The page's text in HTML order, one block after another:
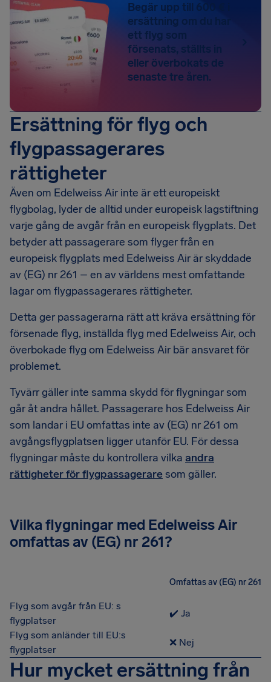
Begär upp till 600 € i
ersättning om du har
ett flyg som
försenats, ställts in
eller överbokats de
senaste tre åren.
Ersättning för flyg och
flygpassagerares
rättigheter
Även om Edelweiss Air inte är ett europeiskt
flygbolag, lyder de alltid under europeisk lagstiftning
varje gång de avgår från en europeisk flygplats. Det
betyder att passagerare som flyger från en
europeisk flygplats med Edelweiss Air är skyddade
av (EG) nr 261 – en av världens mest omfattande
lagar om flygpassagerares rättigheter.
Detta ger passagerarna rätt att kräva ersättning för
försenade flyg, inställda flyg med Edelweiss Air, och
överbokade flyg om Edelweiss Air bär ansvaret för
problemet.
Tyvärr gäller inte samma skydd för flygningar som
går åt andra hållet. Passagerare hos Edelweiss Air
som landar i EU omfattas inte av (EG) nr 261 om
avgångsflygplatsen ligger utanför EU. För dessa
flygningar måste du kontrollera vilka andra
rättigheter för flygpassageraresom gäller.
Vilka flygningar med Edelweiss Air
omfattas av (EG) nr 261?
Omfattas av (EG) nr 261
Flyg som avgår från EU: s
flygplatser
✔️ Ja
Flyg som anländer till EU:s
flygplatser
❌ Nej
Hur mycket ersättning från